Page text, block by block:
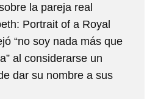
la pareja real
Portrait of a Royal
“no soy nada más que
al considerarse un
dar su nombre a sus